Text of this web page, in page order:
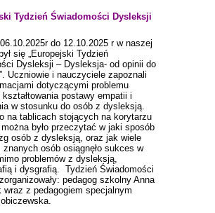
Tydzień Świadomości Dysleksji
do 12.10.2025 r w naszej
się „Europejski Tydzień
Dysleksji – Dysleksja- od opinii do
Uczniowie i nauczyciele zapoznali
dotyczącymi problemu
postawy empatii i
w stosunku do osób z dysleksją.
na tablicach stojących na korytarzu
było przeczytać w jaki sposób
osób z dysleksją, oraz jak wiele
znanych osób osiągnęło sukces w
problemów z dysleksją,
i dysgrafią. Tydzień Świadomości
pedagog szkolny Anna
wraz z pedagogiem specjalnym